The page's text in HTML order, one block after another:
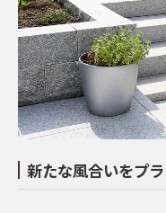
新たな風合いをプ